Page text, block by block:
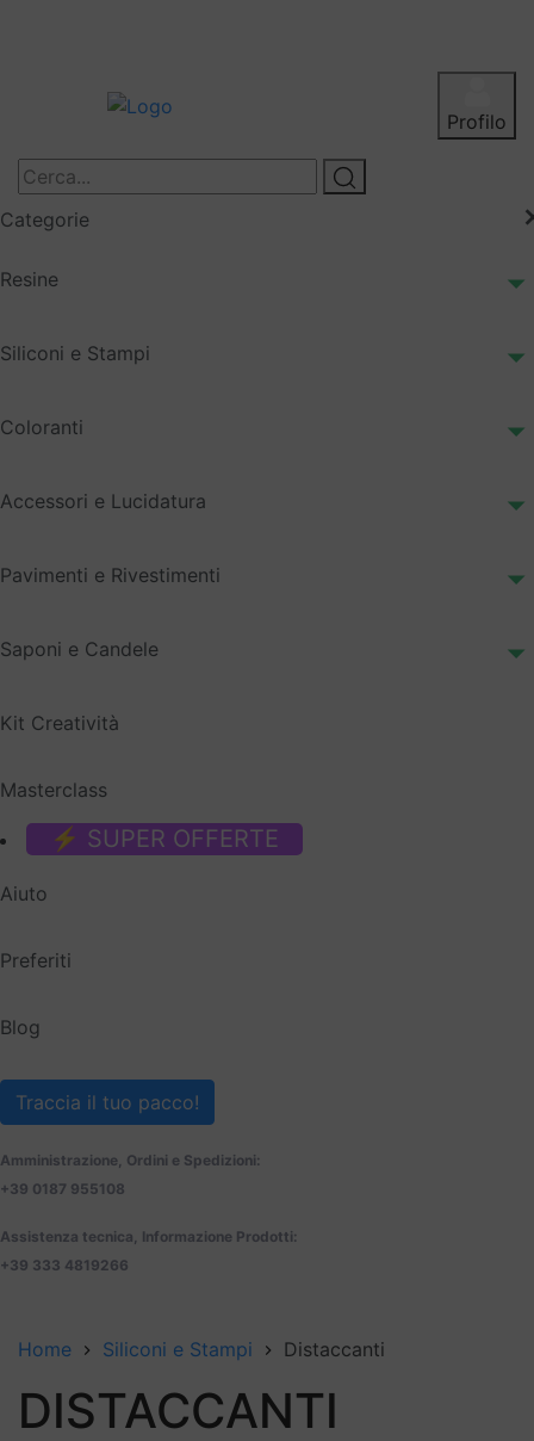
Profilo
Categorie
Resine
Siliconi e Stampi
Coloranti
Accessori e Lucidatura
Pavimenti e Rivestimenti
Saponi e Candele
Kit Creatività
Masterclass
⚡ SUPER OFFERTE
Aiuto
Preferiti
Blog
Traccia il tuo pacco!
Amministrazione, Ordini e Spedizioni:
+39 0187 955108
Assistenza tecnica, Informazione Prodotti:
+39 333 4819266
Home Siliconi e Stampi Distaccanti
DISTACCANTI